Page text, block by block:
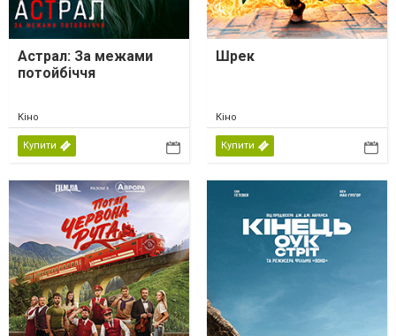
Астрал: За межами
потойбіччя
Кіно
Купити
Шрек
Кіно
Купити